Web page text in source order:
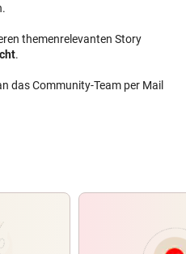
themenrelevanten Story
.
das Community-Team per Mail